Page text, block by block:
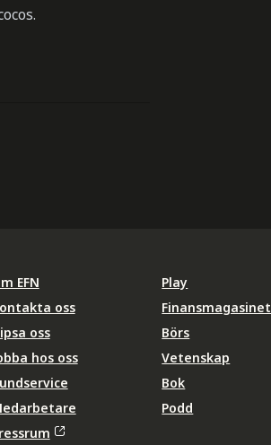
EFN
oss
oss
hos oss
Play
Finansmagasinet
Börs
Vetenskap
Bok
Podd